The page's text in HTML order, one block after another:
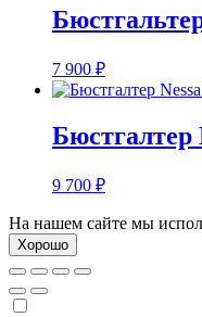
7 900 ₽
Бюстгалтер
9 700 ₽
На нашем сайте мы
Хорошо